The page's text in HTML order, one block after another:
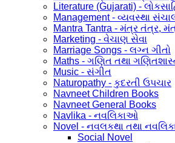
Literature (Gujarati) -
Management - વ્યવસ્થા
Mantra Tantra - મંત્ર તંત્ર,
Marketing - વેચાણ સેવા
Marriage Songs - લગ્ન ગીતો
Maths - ગણિત તથા
Music - સંગીત
Naturopathy - કુદરતી ઉપચાર
Navneet Children Books
Navneet General Books
Navlika - નવલિકાઓ
Novel - નવલકથા તથા
Social Novel